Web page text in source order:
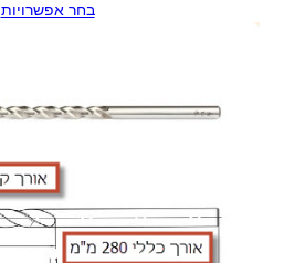
בחר אפשרויות